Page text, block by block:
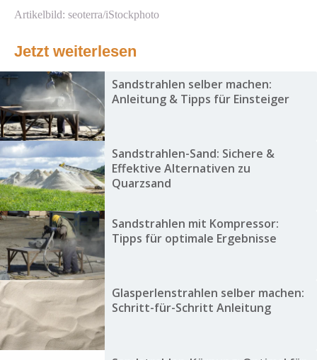
Artikelbild: seoterra/iStockphoto
Jetzt weiterlesen
Sandstrahlen selber machen:
Anleitung & Tipps für Einsteiger
Sandstrahlen-Sand: Sichere &
Effektive Alternativen zu
Quarzsand
Sandstrahlen mit Kompressor:
Tipps für optimale Ergebnisse
Glasperlenstrahlen selber machen:
Schritt-für-Schritt Anleitung